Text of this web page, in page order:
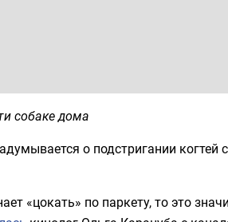
собаке дома
о подстригании когтей
«цокать» по паркету, то это